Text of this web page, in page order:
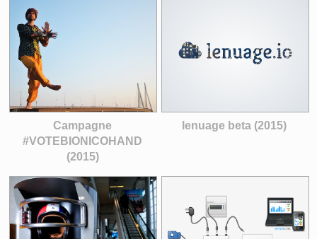
Campagne
#VOTEBIONICOHAND
(2015)
lenuage beta (2015)